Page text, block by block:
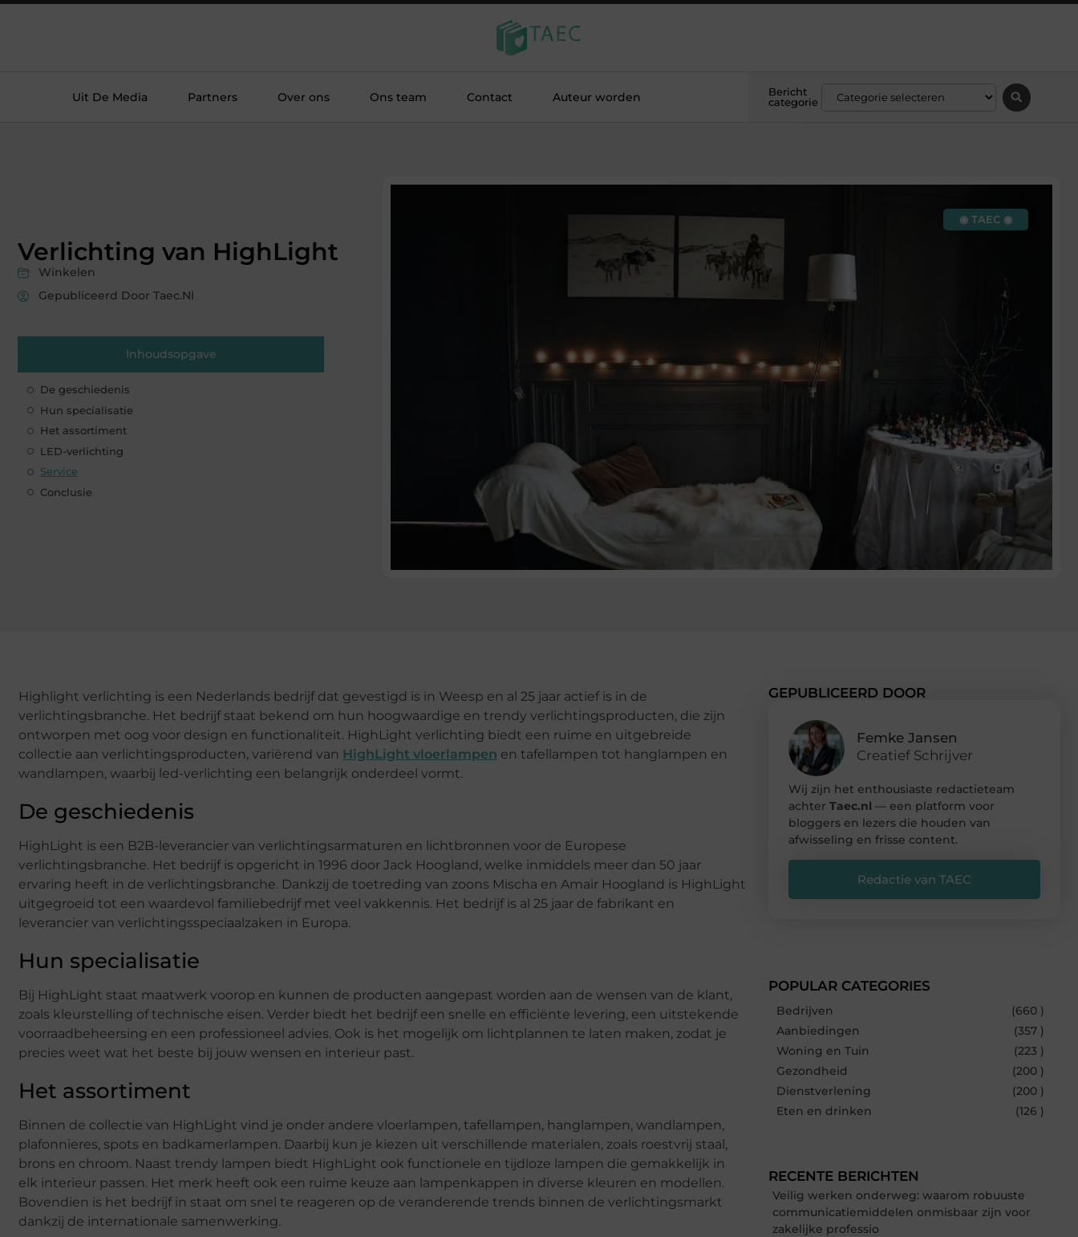
Uit De Media Partners Over ons Ons team Contact Auteur worden
Bericht
categorie
Verlichting van HighLight
Winkelen
Gepubliceerd Door Taec.nl
Inhoudsopgave
De geschiedenis
Hun specialisatie
Het assortiment
LED-verlichting
Service
Conclusie
◉ TAEC ◉
Highlight verlichting is een Nederlands bedrijf dat gevestigd is in Weesp en al 25 jaar actief is in de
verlichtingsbranche. Het bedrijf staat bekend om hun hoogwaardige en trendy verlichtingsproducten, die zijn
ontworpen met oog voor design en functionaliteit. HighLight verlichting biedt een ruime en uitgebreide
collectie aan verlichtingsproducten, variërend van HighLight vloerlampen en tafellampen tot hanglampen en
wandlampen, waarbij led-verlichting een belangrijk onderdeel vormt.
De geschiedenis
HighLight is een B2B-leverancier van verlichtingsarmaturen en lichtbronnen voor de Europese
verlichtingsbranche. Het bedrijf is opgericht in 1996 door Jack Hoogland, welke inmiddels meer dan 50 jaar
ervaring heeft in de verlichtingsbranche. Dankzij de toetreding van zoons Mischa en Amair Hoogland is HighLight
uitgegroeid tot een waardevol familiebedrijf met veel vakkennis. Het bedrijf is al 25 jaar de fabrikant en
leverancier van verlichtingsspeciaalzaken in Europa.
Hun specialisatie
Bij HighLight staat maatwerk voorop en kunnen de producten aangepast worden aan de wensen van de klant,
zoals kleurstelling of technische eisen. Verder biedt het bedrijf een snelle en efficiënte levering, een uitstekende
voorraadbeheersing en een professioneel advies. Ook is het mogelijk om lichtplannen te laten maken, zodat je
precies weet wat het beste bij jouw wensen en interieur past.
Het assortiment
Binnen de collectie van HighLight vind je onder andere vloerlampen, tafellampen, hanglampen, wandlampen,
plafonnieres, spots en badkamerlampen. Daarbij kun je kiezen uit verschillende materialen, zoals roestvrij staal,
brons en chroom. Naast trendy lampen biedt HighLight ook functionele en tijdloze lampen die gemakkelijk in
elk interieur passen. Het merk heeft ook een ruime keuze aan lampenkappen in diverse kleuren en modellen.
Bovendien is het bedrijf in staat om snel te reageren op de veranderende trends binnen de verlichtingsmarkt
dankzij de internationale samenwerking.
GEPUBLICEERD DOOR
Femke Jansen
Creatief Schrijver
Wij zijn het enthousiaste redactieteam
achter Taec.nl — een platform voor
bloggers en lezers die houden van
afwisseling en frisse content.
Redactie van TAEC
POPULAR CATEGORIES
Bedrijven
(660 )
Aanbiedingen
(357 )
Woning en Tuin
(223 )
Gezondheid
(200 )
Dienstverlening
(200 )
Eten en drinken
(126 )
RECENTE BERICHTEN
Veilig werken onderweg: waarom robuuste
communicatiemiddelen onmisbaar zijn voor
zakelijke professio